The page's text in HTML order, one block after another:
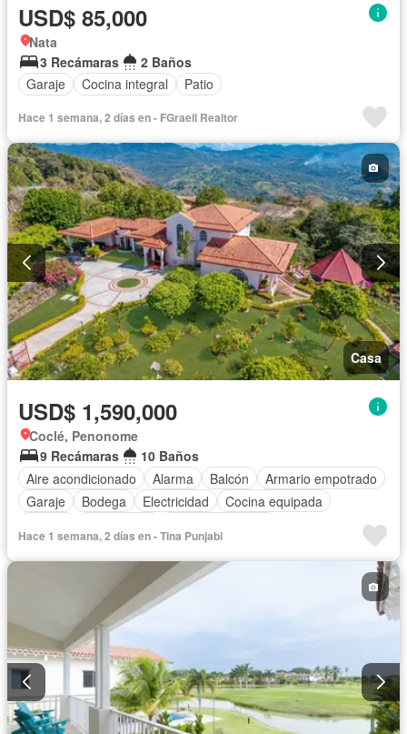
USD$ 85,000
Nata
3 Recámaras
2 Baños
Garaje
Cocina integral Patio
Hace 1 semana, 2 días en - FGraell Realtor
Casa
USD$ 1,590,000
Coclé, Penonome
9 Recámaras
10 Baños
Aire acondicionado
Alarma Balcón
Armario empotrado
Garaje
Bodega Electricidad
Cocina equipada
Cuarto de servicio
Piscina Agua
Hace 1 semana, 2 días en - Tina Punjabi